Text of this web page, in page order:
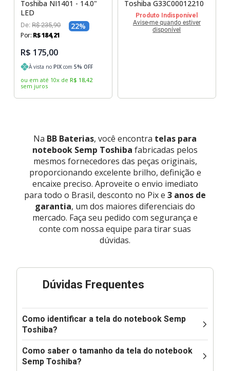
Toshiba NI1401 - 14.0"
LED
De:R$ 235,90 22%
Por: R$184,21
R$ 175,00
À vista noPIX com5% OFF
ou em até 10x de R$ 18,42
sem juros
Toshiba G33C00012210
Produto Indisponível
Avise-me quando estiver
disponível
Na BB Baterias, você encontra telas para
notebook Semp Toshiba fabricadas pelos
mesmos fornecedores das peças originais,
proporcionando excelente brilho, definição e
encaixe preciso. Aproveite o envio imediato
para todo o Brasil, desconto no Pix e 3 anos de
garantia, um dos maiores diferenciais do
mercado. Faça seu pedido com segurança e
conte com nossa equipe para tirar suas
dúvidas.
Dúvidas Frequentes
Como identificar a tela do notebook Semp
Toshiba?
Como saber o tamanho da tela do notebook
Semp Toshiba?